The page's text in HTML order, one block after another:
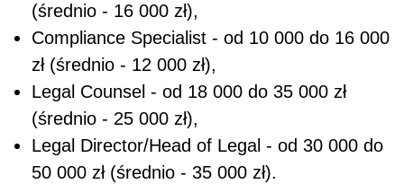
(średnio - 16 000 zł),
Compliance Specialist - od 10 000 do 16 000
zł (średnio - 12 000 zł),
Legal Counsel - od 18 000 do 35 000 zł
(średnio - 25 000 zł),
Legal Director/Head of Legal - od 30 000 do
50 000 zł (średnio - 35 000 zł).